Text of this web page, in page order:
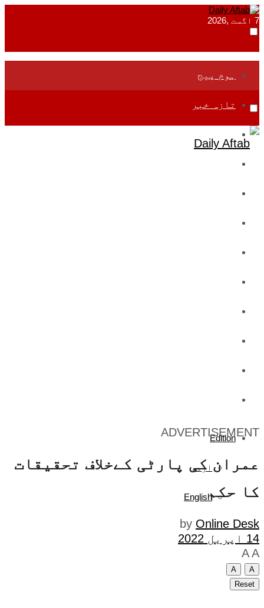
7 اگست ,2026
ہوم پیج
تازہ خبر
Edition
اردو
English
ADVERTISEMENT
عمران کی پارٹی کےخلاف تحقیقات
کا حکم
by Online Desk
14 اپریل 2022
A A
A
A
Reset